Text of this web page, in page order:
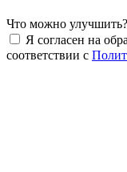
Что можно улучшить?
Я согласен на
соответствии с